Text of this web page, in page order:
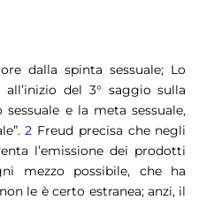
dalla spinta sessuale; Lo
del 3° saggio sulla
e la meta sessuale,
. 2 Freud precisa che negli
l’emissione dei prodotti
mezzo possibile, che ha
le è certo estranea; anzi, il